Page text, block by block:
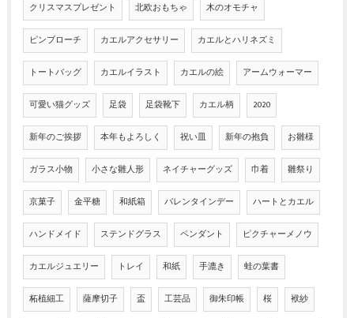
クリスマスプレゼント 北欧おもちゃ 木のオモチャ
ピンブローチ カエルアクセサリー カエルとハリネズミ
トートバッグ カエルイラスト カエルの絵 アームウォーマー
可愛い猫グッズ 足袋 足袋靴下 カエル柄 2020
新年のご挨拶 本年もよろしく 祝い皿 新年の抱負 お雛様
ガラス小物 小さな雛人形 ネイチャーグッズ 巾着 雛祭り
京菓子 金平糖 和紙箱 バレンタインデー ハートとカエル
ハンドメイド ステンドグラス ペンダント ピクチャーメノウ
カエルジュエリー トレイ 和紙 手漉き 蛙の葉書
柘植細工 薩摩切子 盃 工芸品 御朱印帳 桜 袱紗